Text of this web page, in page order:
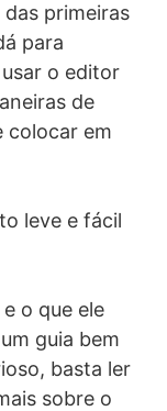
primeiras
para
o editor
de
colocar em
leve e fácil
o que ele
guia bem
basta ler
sobre o